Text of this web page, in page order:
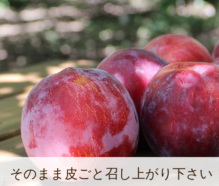
そのまま皮ごと召し上がり下さい